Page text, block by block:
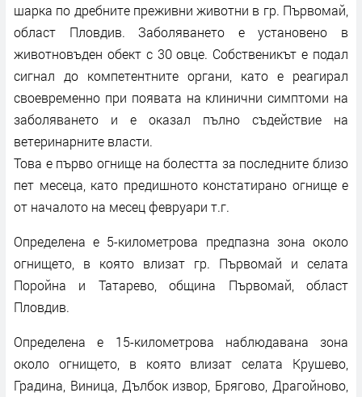
шарка по дребните преживни животни в гр. Първомай,
област Пловдив. Заболяването е установено в
животновъден обект с 30 овце. Собственикът е подал
сигнал до компетентните органи, като е реагирал
своевременно при появата на клинични симптоми на
заболяването и е оказал пълно съдействие на
ветеринарните власти.
Това е първо огнище на болестта за последните близо
пет месеца, като предишното констатирано огнище е
от началото на месец февруари т.г.
Определена е 5-километрова предпазна зона около
огнището, в която влизат гр. Първомай и селата
Поройна и Татарево, община Първомай, област
Пловдив.
Определена е 15-километрова наблюдавана зона
около огнището, в която влизат селата Крушево,
Градина, Виница, Дълбок извор, Брягово, Драгойново,